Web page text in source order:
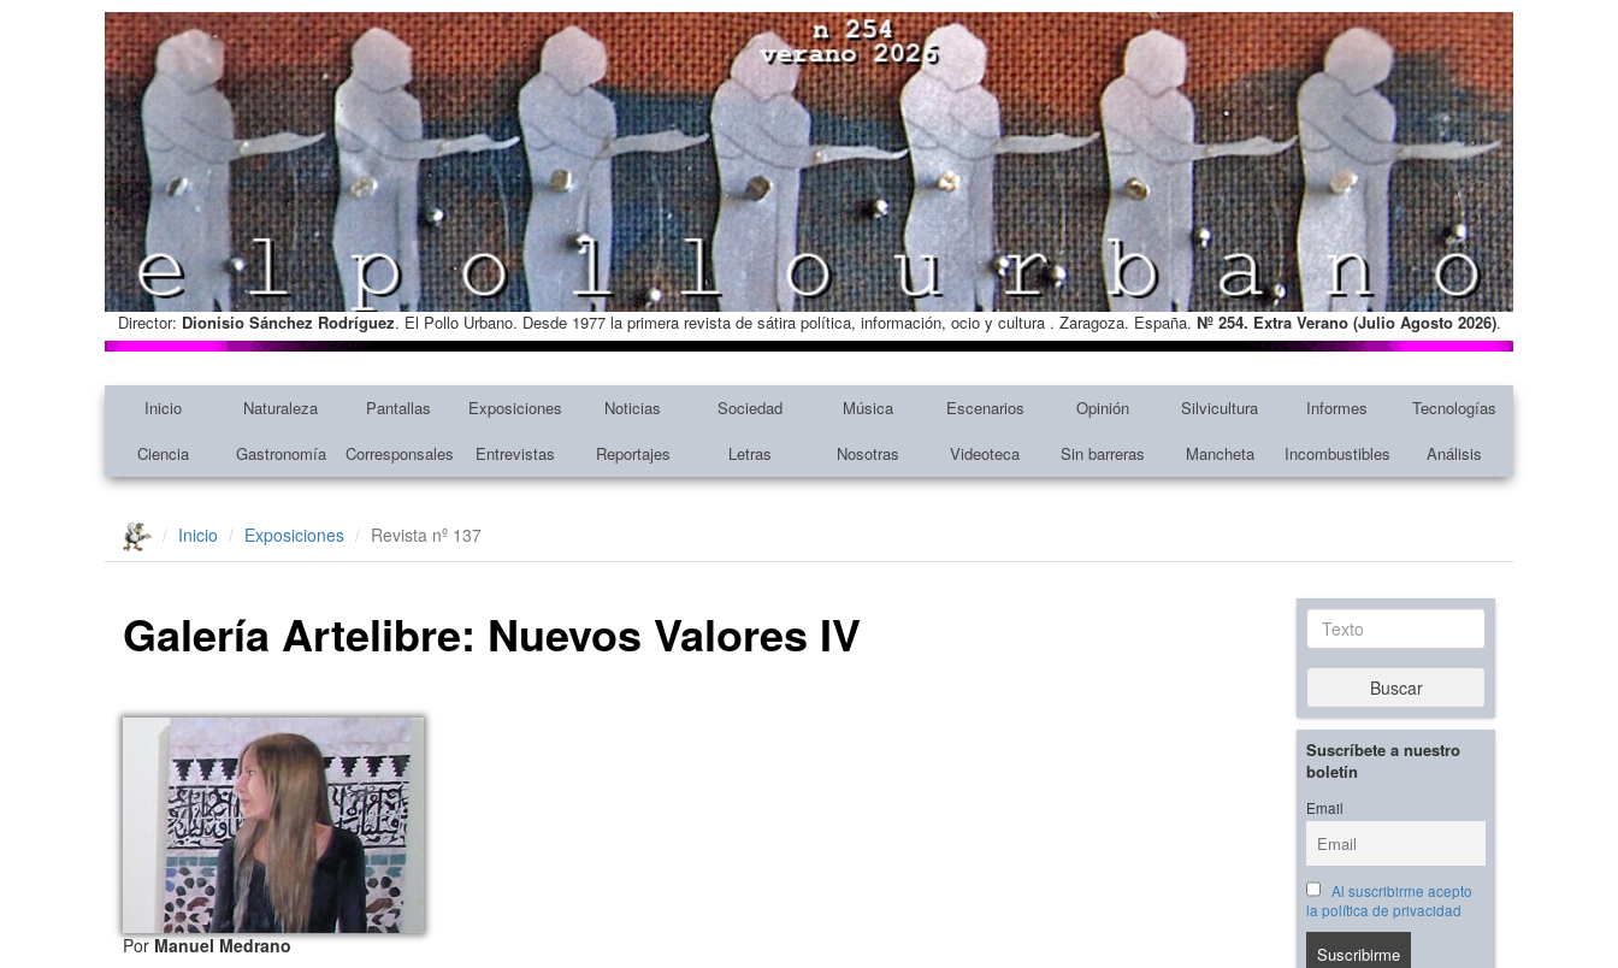
Director: Dionisio Sánchez Rodríguez. El Pollo Urbano. Desde 1977 la primera revista de sátira política, información, ocio y cultura . Zaragoza. España. Nº 254. Extra Verano (Julio Agosto 2026).
Inicio Naturaleza Pantallas Exposiciones Noticias Sociedad Música Escenarios Opinión Silvicultura Informes
Tecnologías
Ciencia
Gastronomía Corresponsales Entrevistas Reportajes Letras Nosotras Videoteca Sin barreras Mancheta Incombustibles Análisis
Inicio Exposiciones Revista nº 137
Galería Artelibre: Nuevos Valores IV
PorManuel Medrano
Texto
Buscar
Suscríbete a nuestro
boletín
Email
Al suscribirme acepto
la política de privacidad